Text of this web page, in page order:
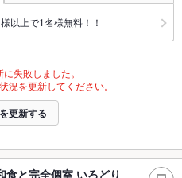
以上で1名様無料！！
失敗しました。
況を更新してください。
更新する
食と完全個室 いろどり